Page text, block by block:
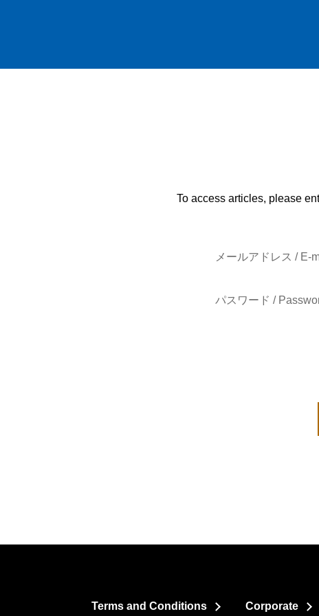
To access articles, please
メールアドレス / E-
パスワード /
Terms and Conditions Corporate